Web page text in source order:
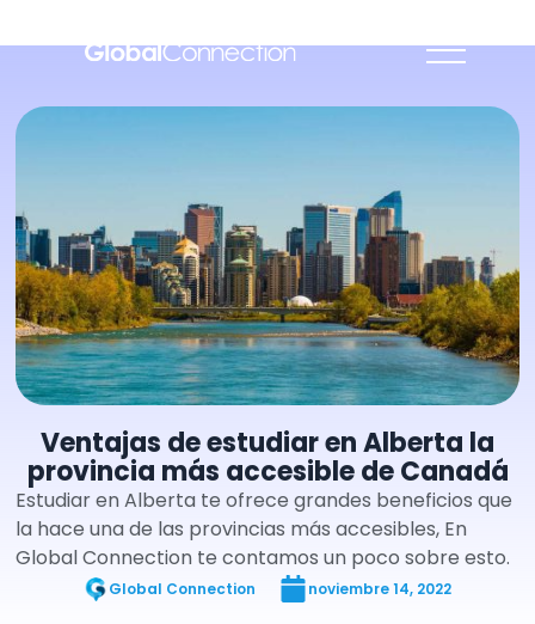
Ventajas de estudiar en Alberta la
provincia más accesible de Canadá
Estudiar en Alberta te ofrece grandes beneficios que
la hace una de las provincias más accesibles, En
Global Connection te contamos un poco sobre esto.
Global Connection noviembre 14, 2022